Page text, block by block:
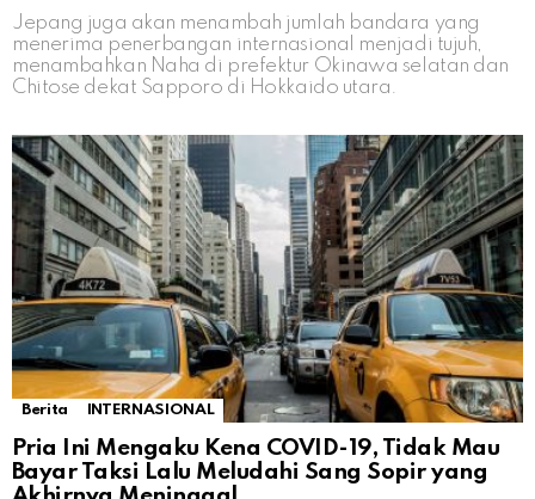
Jepang juga akan menambah jumlah bandara yang
menerima penerbangan internasional menjadi tujuh,
menambahkan Naha di prefektur Okinawa selatan dan
Chitose dekat Sapporo di Hokkaido utara.
Berita INTERNASIONAL
Pria Ini Mengaku Kena COVID-19, Tidak Mau
Bayar Taksi Lalu Meludahi Sang Sopir yang